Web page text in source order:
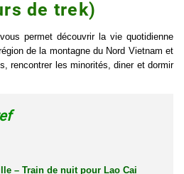
de trek)
permet découvrir la vie quotidienne
de la montagne du Nord Vietnam et
rencontrer les minorités, diner et dormir
– Train de nuit pour Lao Cai